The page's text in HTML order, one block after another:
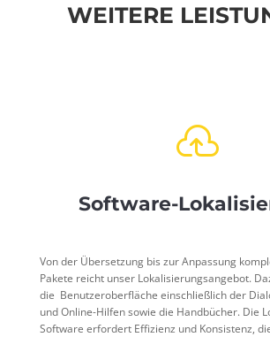
WEITERE

Software-
Von der Übersetzung bis zur Anpassung
Pakete reicht unser Lokalisierungsangebot.
die Benutzeroberfläche einschließlich der
und Online-Hilfen sowie die Handbücher. Die
Software erfordert Effizienz und Konsistenz,